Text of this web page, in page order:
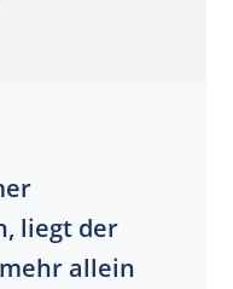
liegt der
allein